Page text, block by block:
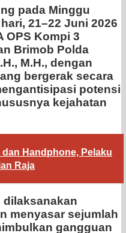
pada Minggu
21–22 Juni 2026
OPS Kompi 3
Brimob Polda
M.H., dengan
bergerak secara
potensi
kejahatan
Handphone, Pelaku
Raja
dilaksanakan
menyasar sejumlah
gangguan